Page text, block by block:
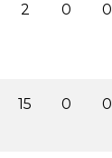
2 0 0
15 0 0